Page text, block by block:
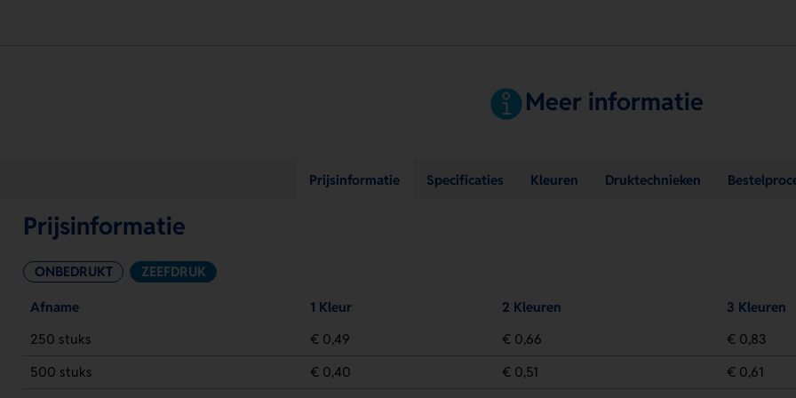
Meer informatie
Prijsinformatie Specificaties Kleuren Druktechnieken
Prijsinformatie
ONBEDRUKT ZEEFDRUK
Afname 1 Kleur 2 Kleuren
3 Kleuren
250 stuks
€ 0,49 € 0,66
€ 0,83
500 stuks
€ 0,40 € 0,51
€ 0,61